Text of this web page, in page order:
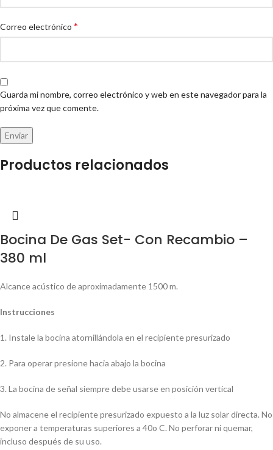
Correo electrónico *
Guarda mi nombre, correo electrónico y web en este navegador para la
próxima vez que comente.
Productos relacionados
Bocina De Gas Set- Con Recambio –
380 ml
Alcance acústico de aproximadamente 1500 m.
Instrucciones
1. Instale la bocina atornillándola en el recipiente presurizado
2. Para operar presione hacia abajo la bocina
3. La bocina de señal siempre debe usarse en posición vertical
No almacene el recipiente presurizado expuesto a la luz solar directa. No
exponer a temperaturas superiores a 40o C. No perforar ni quemar,
incluso después de su uso.